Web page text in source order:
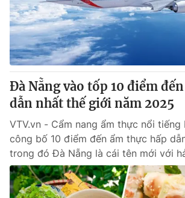
Đà Nẵng vào tốp 10 điểm
dẫn nhất thế giới năm 2025
VTV.vn - Cẩm nang ẩm thực nổi tiếng
công bố 10 điểm đến ẩm thực hấp
trong đó Đà Nẵng là cái tên mới với